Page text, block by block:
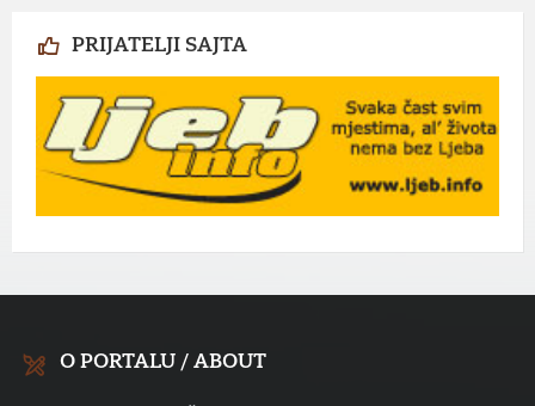
PRIJATELJI SAJTA
O PORTALU / ABOUT